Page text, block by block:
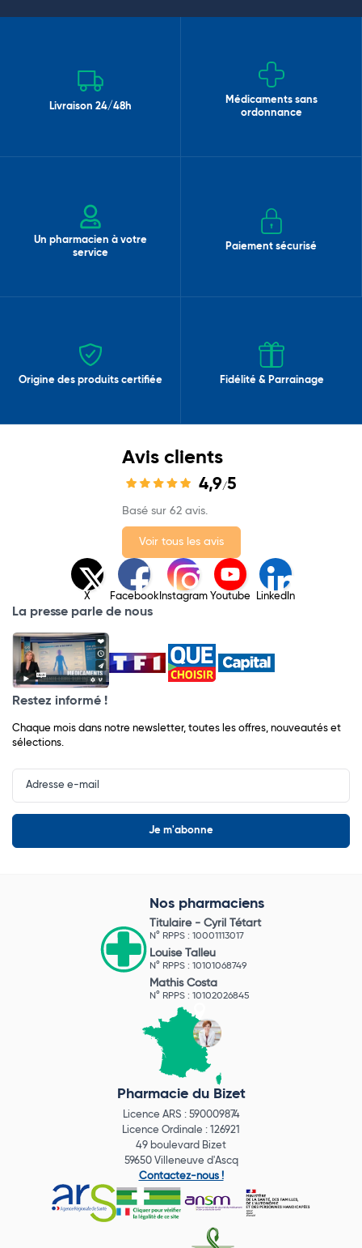
Livraison 24/48h
Médicaments sans
ordonnance
Un pharmacien à votre
service
Paiement sécurisé
Origine des produits certifiée Fidélité & Parrainage
Avis clients
4,9/5
Basé sur 62 avis.
Voir tous les avis
X Facebook Instagram Youtube LinkedIn
La presse parle de nous
Restez informé !
Chaque mois dans notre newsletter, toutes les offres, nouveautés et
sélections.
Input
Newsletter
Nos pharmaciens
Titulaire - Cyril Tétart
N° RPPS : 10001113017
Louise Talleu
N° RPPS : 10101068749
Mathis Costa
N° RPPS : 10102026845
Pharmacie du Bizet
Licence ARS : 590009874
Licence Ordinale : 126921
49 boulevard Bizet
59650 Villeneuve d'Ascq
Contactez-nous !